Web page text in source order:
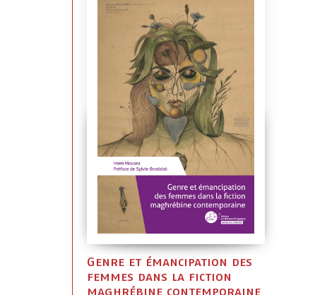
Genre et émancipation des
femmes dans la fiction
maghrébine contemporaine